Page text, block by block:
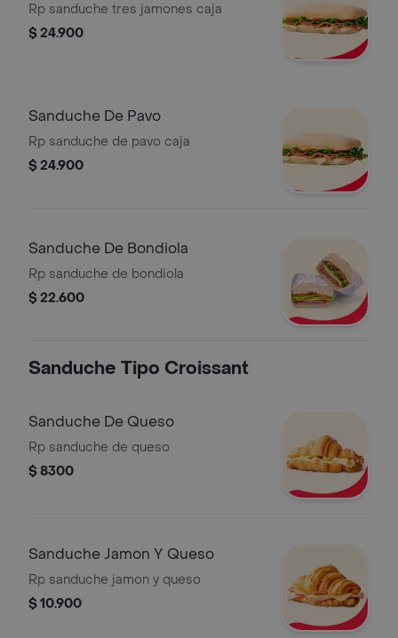
Rp sanduche tres jamones caja
$ 24.900
Sanduche De Pavo
Rp sanduche de pavo caja
$ 24.900
Sanduche De Bondiola
Rp sanduche de bondiola
$ 22.600
Sanduche Tipo Croissant
Sanduche De Queso
Rp sanduche de queso
$ 8300
Sanduche Jamon Y Queso
Rp sanduche jamon y queso
$ 10.900